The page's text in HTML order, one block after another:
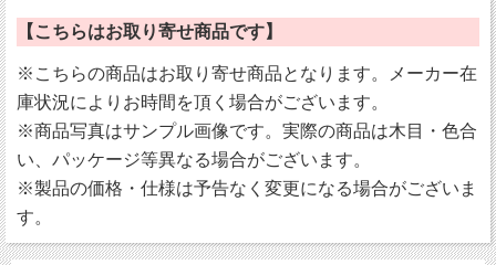
【こちらはお取り寄せ商品です】
※こちらの商品はお取り寄せ商品となります。メーカー在
庫状況によりお時間を頂く場合がございます。
※商品写真はサンプル画像です。実際の商品は木目・色合
い、パッケージ等異なる場合がございます。
※製品の価格・仕様は予告なく変更になる場合がございま
す。